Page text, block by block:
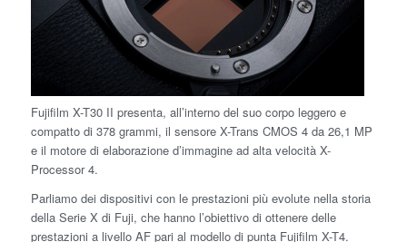
Fujifilm X-T30 II presenta, all’interno del suo corpo leggero e
compatto di 378 grammi, il sensore X-Trans CMOS 4 da 26,1 MP
e il motore di elaborazione d’immagine ad alta velocità X-
Processor 4.
Parliamo dei dispositivi con le prestazioni più evolute nella storia
della Serie X di Fuji, che hanno l’obiettivo di ottenere delle
prestazioni a livello AF pari al modello di punta Fujifilm X-T4.